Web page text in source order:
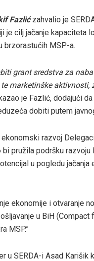
Fazlićzahvalio je
je cilj jačanje kapaciteta
brzorastućih MSP-a.
grant sredstva za
marketinške
je Fazlić, dodajući
dobiti putem
razvoj
bi pružila podršku
u pogledu jačanja
ekonomije i otvaranje
u BiH (Compact
MSP.”
u SERDA-i Asad Karišik